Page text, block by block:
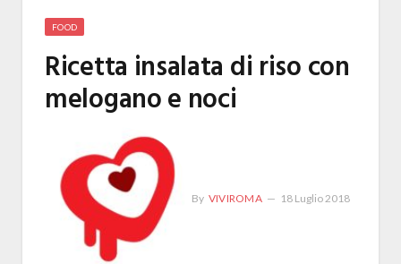
FOOD
Ricetta insalata di riso con
melogano e noci
By VIVIROMA 18 Luglio 2018